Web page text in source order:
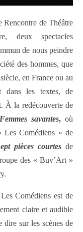
Rencontre de Théâtre
deux spectacles
de nous peindre
des hommes, que
en France ou au
dans les textes, de
À la redécouverte de
savantes, où
Les Comédiens » de
pièces courtes de
des « Buv’Art »
Comédiens est de
claire et audible
dire sur les scènes de